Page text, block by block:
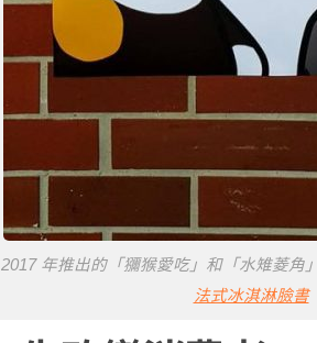
2017 年推出的「獼猴愛吃」和「水雉菱角
法式冰淇淋臉書